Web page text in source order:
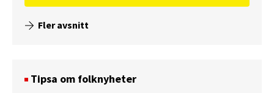
Fler avsnitt
Tipsa om folknyheter